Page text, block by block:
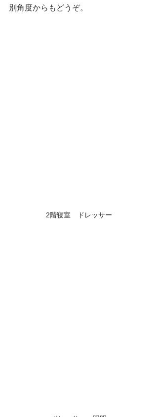
別角度からもどうぞ。
2階寝室　ドレッサー